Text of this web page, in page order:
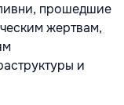
прошедшие
жертвам,
и